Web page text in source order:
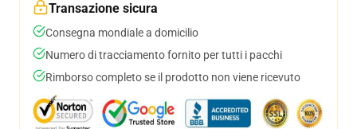
Transazione sicura
Consegna mondiale a domicilio
Numero di tracciamento fornito per tutti i pacchi
Rimborso completo se il prodotto non viene ricevuto